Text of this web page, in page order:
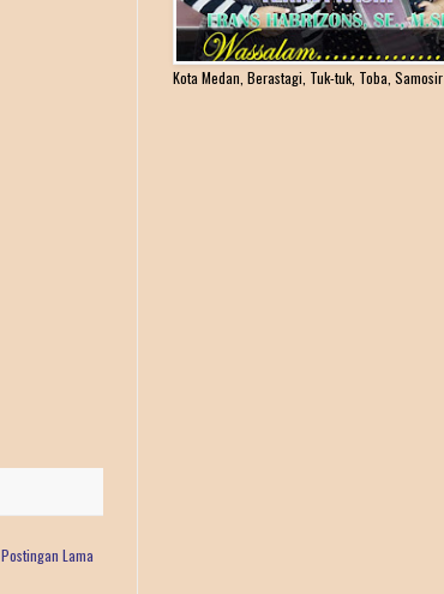
Postingan Lama
Kota Medan, Berastagi, Tuk-tuk, Toba, Samosir